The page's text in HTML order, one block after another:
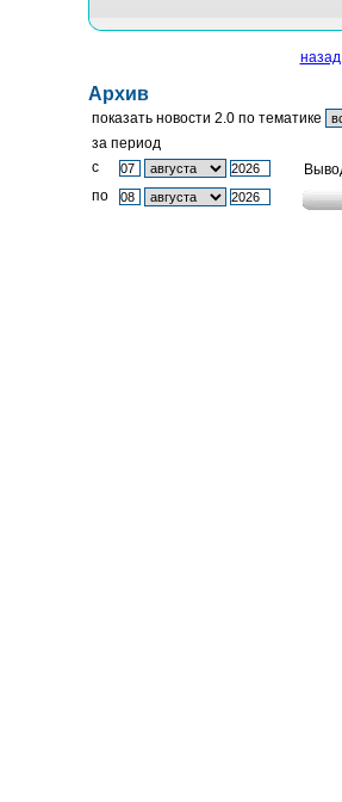
назад
Архив
показать новости 2.0 по тематике
за период
c
по